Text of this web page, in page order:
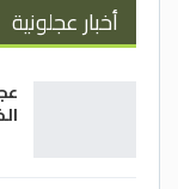
أخبار عجلونية